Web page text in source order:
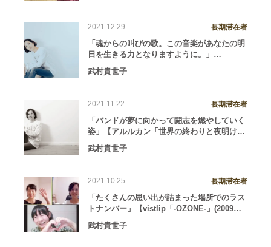
2021.12.29 長期滞在者
「魂からの叫びの歌。この音楽があなたの明
日を生きる力となりますように。」
【UVERworld「EN」2021年12月22日リリー
ス】
武村貴世子
2021.11.22 長期滞在者
「バンドが夢に向かって闘志を燃やしていく
姿」【アルルカン「世界の終わりと夜明け
前」（2021年8月25日リリース）】
武村貴世子
2021.10.25 長期滞在者
「たくさんの思い出が詰まった場所でのラス
トナンバー」【vistlip「-OZONE-」(2009年8
月5日リリース）】
武村貴世子